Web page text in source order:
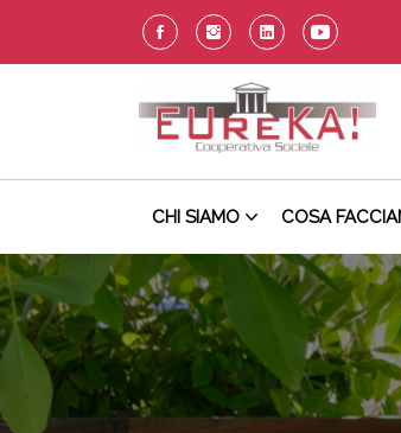
CHI SIAMO COSA